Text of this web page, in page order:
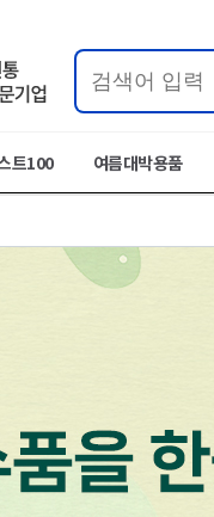
트100 여름대박용품